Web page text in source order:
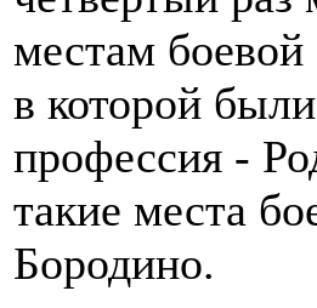
местам боевой
в которой
профессия -
такие места
Бородино.